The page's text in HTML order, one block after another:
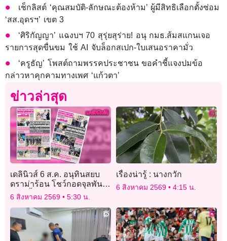
เช็กลิสต์ ‘คุณสมบัติ-ลักษณะต้องห้าม’ ผู้มีสิทธิเลือกตั้งซ่อม
‘สส.อุดรฯ’ เขต 3
‘ศิริกัญญา’ แฉงบฯ 70 สุรุ่ยสุร่าย! อนุ กมธ.ส้มสแกนเจอ
รายการสุดขื่นขม ใช้ AI จับล็อกสเปก-ใบเสนอราคามั่ว
‘ครูธัญ’ โพสต์ถามพรรคประชาชน ขอคำชี้แจงปมข้อ
กล่าวหาคุกคามทางเพศ ‘แก้วตา’
ข่าวล่าสุด
เดลินิวส์ 6 ส.ค. อนุทินสยบ
ดราม่าร้อน โชว์กอดจุลพันธ์
แดง-น้ำเงินกลมกล่อม
6 สิงหาคม 2569 5:30 น.
เรื่องน่ารู้ : นางกวัก
6 สิงหาคม 2569 4:15 น.